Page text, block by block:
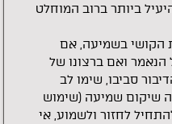
ביותר ברוב המוחלט
הקושי בשמיעה, אם
ואם ברצונו של
סביבו, שימו לב
שיקום שמיעה (שימוש
לחזור ולשמוע, אי